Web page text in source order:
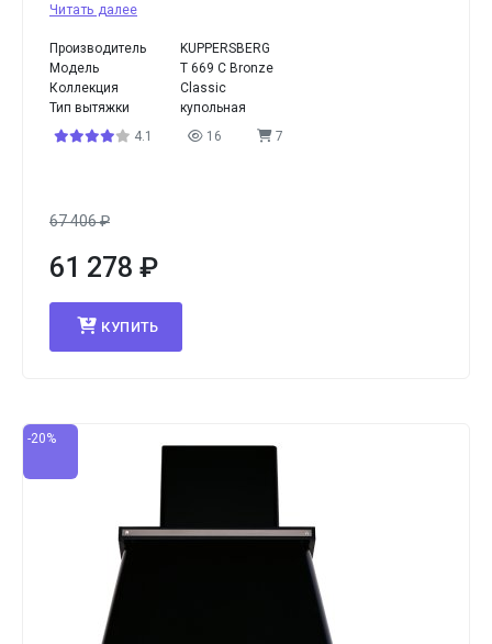
Читать далее
Производитель
KUPPERSBERG
Модель
T 669 C Bronze
Коллекция
Classic
Тип вытяжки
купольная
4.1
16 7
67 406₽
61 278 ₽
КУПИТЬ
-20%